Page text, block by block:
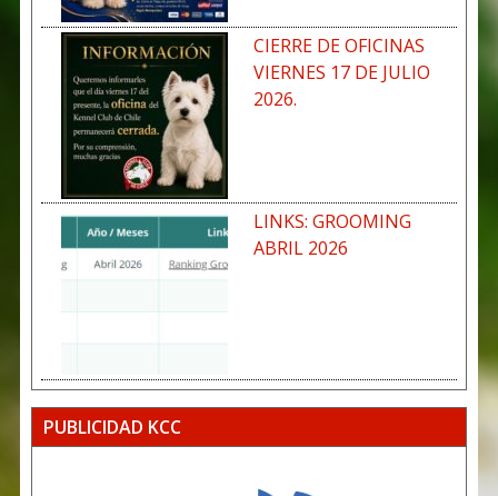
CIERRE DE OFICINAS
VIERNES 17 DE JULIO
2026.
LINKS: GROOMING
ABRIL 2026
PUBLICIDAD KCC